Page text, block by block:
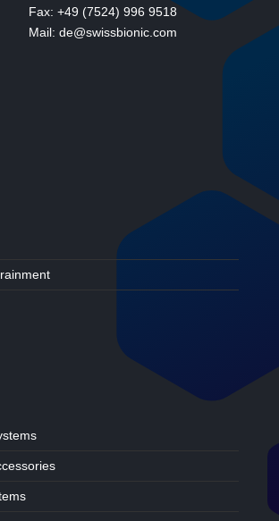
Fax: +49 (7524) 996 9518
Mail: de@swissbionic.com